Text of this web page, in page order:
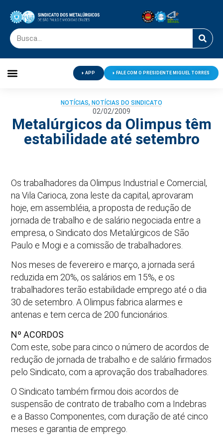
APP FALE COM O PRESIDENTE MIGUEL TORRES
NOTÍCIAS, NOTÍCIAS DO SINDICATO
02/02/2009
Metalúrgicos da Olimpus têm
estabilidade até setembro
Os trabalhadores da Olimpus Industrial e Comercial,
na Vila Carioca, zona leste da capital, aprovaram
hoje, em assembléia, a proposta de redução de
jornada de trabalho e de salário negociada entre a
empresa, o Sindicato dos Metalúrgicos de São
Paulo e Mogi e a comissão de trabalhadores.
Nos meses de fevereiro e março, a jornada será
reduzida em 20%, os salários em 15%, e os
trabalhadores terão estabilidade emprego até o dia
30 de setembro. A Olimpus fabrica alarmes e
antenas e tem cerca de 200 funcionários.
Nº ACORDOS
Com este, sobe para cinco o número de acordos de
redução de jornada de trabalho e de salário firmados
pelo Sindicato, com a aprovação dos trabalhadores.
O Sindicato também firmou dois acordos de
suspensão de contrato de trabalho com a Indebras
e a Basso Componentes, com duração de até cinco
meses e garantia de emprego.